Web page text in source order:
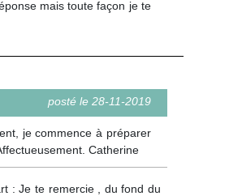
mais toute façon je te
posté le 28-11-2019
je commence à préparer
Catherine
: Je te remercie , du fond du